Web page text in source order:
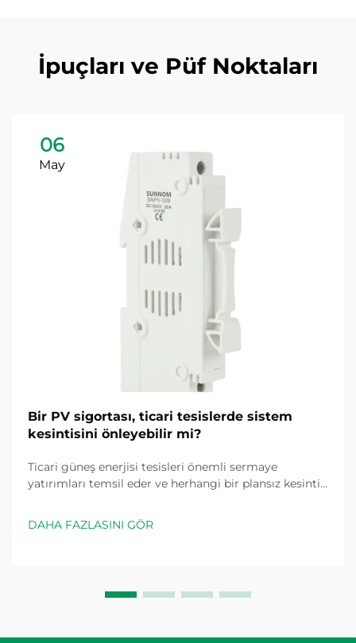
İpuçları ve Püf Noktaları
06
May
Bir PV sigortası, ticari tesislerde sistem
kesintisini önleyebilir mi?
Ticari güneş enerjisi tesisleri önemli sermaye
yatırımları temsil eder ve herhangi bir plansız kesinti
olur. Doğru şekilde belirlenmiş bir PV sigortasının
sistem kesintisini önleyip önlemediği sorusu...
DAHA FAZLASINI GÖR